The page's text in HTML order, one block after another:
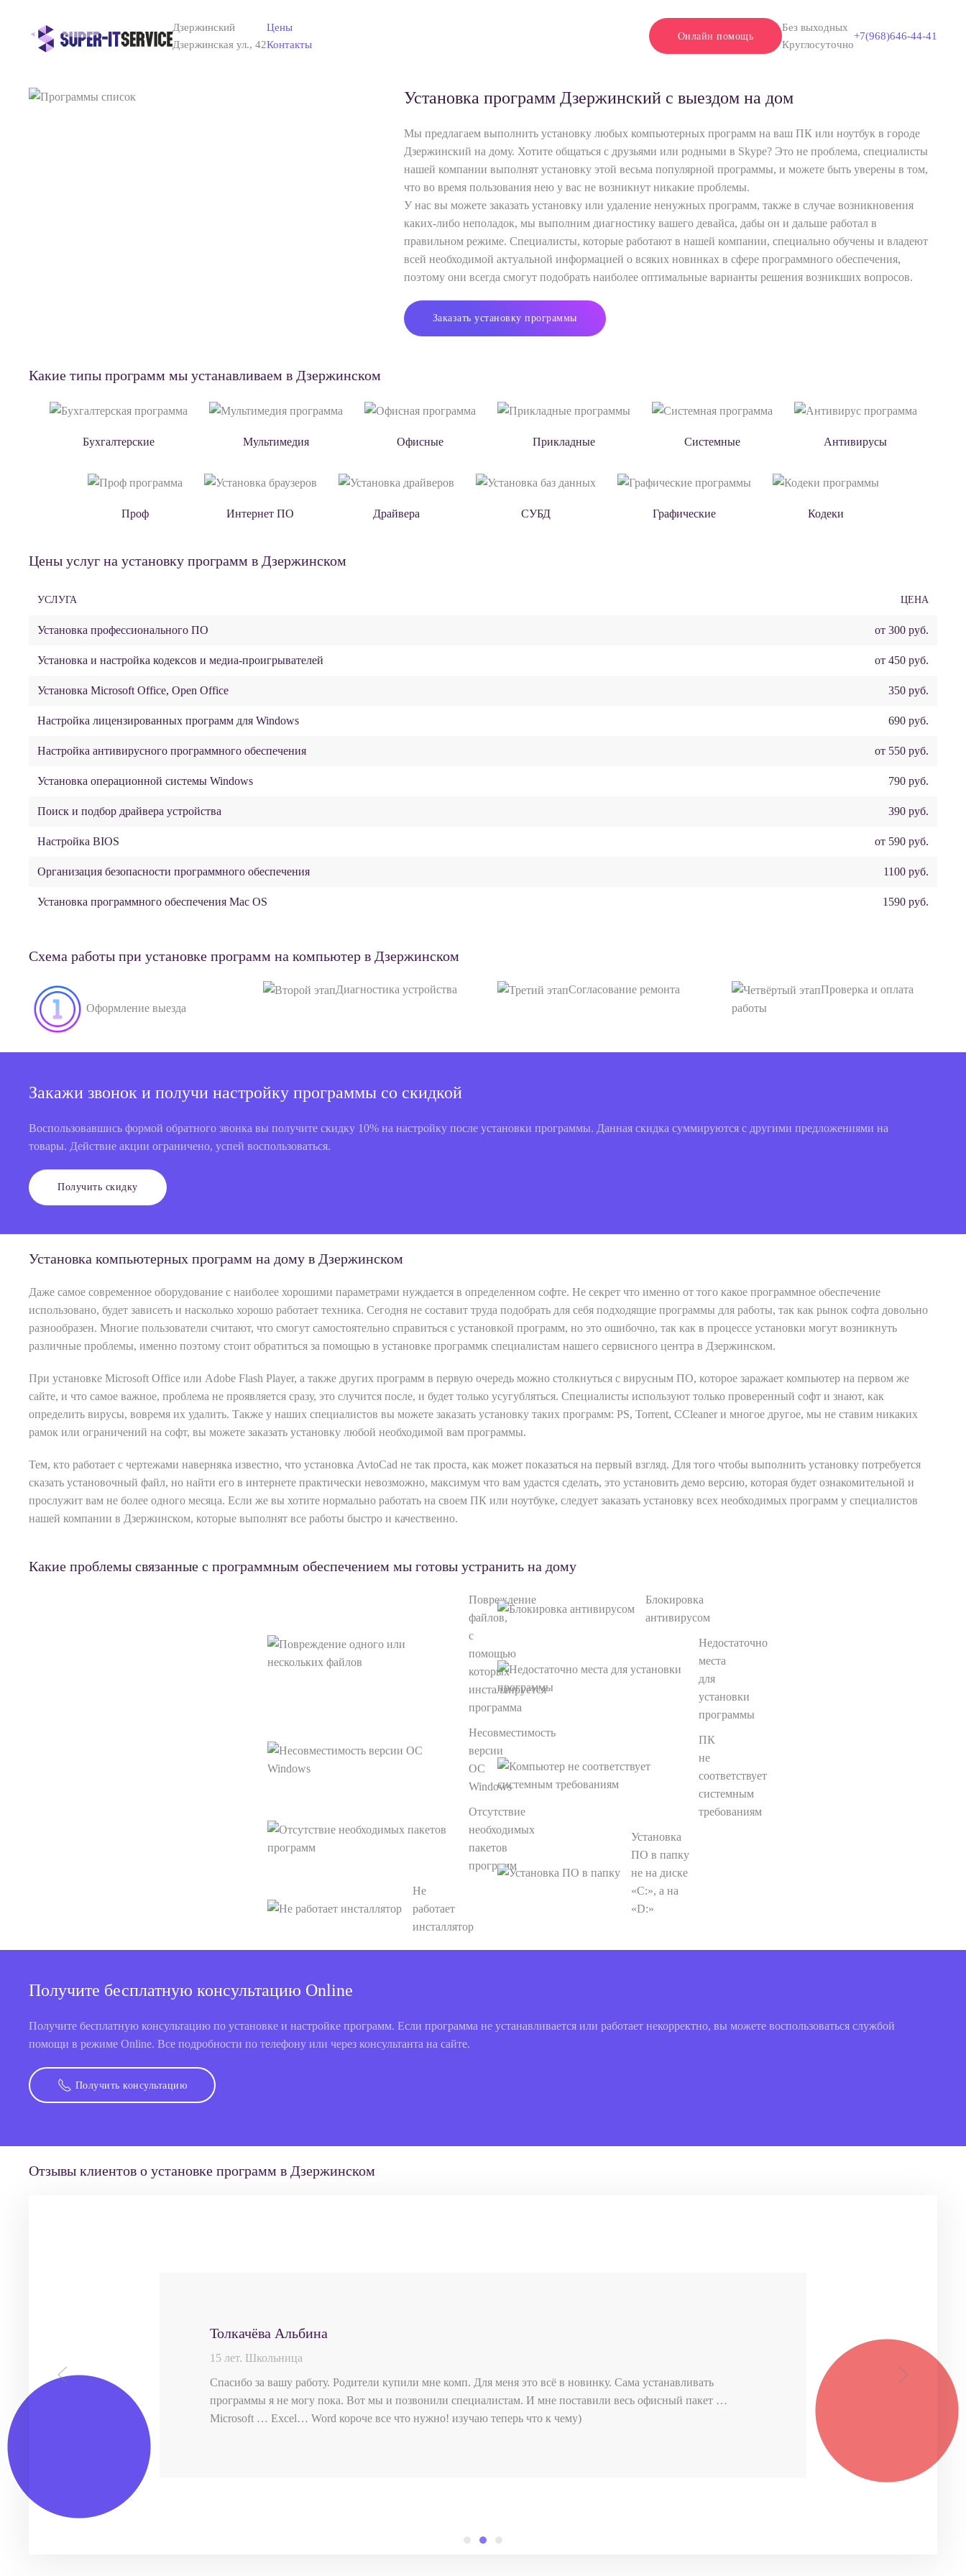
Skip to main content
Дзержинский
Дзержинская ул., 42
Цены
Контакты
Онлайн помощь
Без выходных
Круглосуточно
+7(968)646-44-41
Установка программ Дзержинский с выездом на дом
Мы предлагаем выполнить установку любых компьютерных программ на ваш ПК или ноутбук в городе
Дзержинский на дому. Хотите общаться с друзьями или родными в Skype? Это не проблема, специалисты
нашей компании выполнят установку этой весьма популярной программы, и можете быть уверены в том,
что во время пользования нею у вас не возникнут никакие проблемы.
У нас вы можете заказать установку или удаление ненужных программ, также в случае возникновения
каких-либо неполадок, мы выполним диагностику вашего девайса, дабы он и дальше работал в
правильном режиме. Специалисты, которые работают в нашей компании, специально обучены и владеют
всей необходимой актуальной информацией о всяких новинках в сфере программного обеспечения,
поэтому они всегда смогут подобрать наиболее оптимальные варианты решения возникших вопросов.
Заказать установку программы
Какие типы программ мы устанавливаем в Дзержинском
Бухгалтерские Мультимедия Офисные Прикладные Системные Антивирусы
Проф Интернет ПО Драйвера СУБД Графические Кодеки
Цены услуг на установку программ в Дзержинском
УСЛУГА ЦЕНА
Установка профессионального ПО от 300 руб.
Установка и настройка кодексов и медиа-проигрывателей от 450 руб.
Установка Microsoft Office, Open Office 350 руб.
Настройка лицензированных программ для Windows 690 руб.
Настройка антивирусного программного обеспечения от 550 руб.
Установка операционной системы Windows 790 руб.
Поиск и подбор драйвера устройства 390 руб.
Настройка BIOS от 590 руб.
Организация безопасности программного обеспечения 1100 руб.
Установка программного обеспечения Mac OS 1590 руб.
Схема работы при установке программ на компьютер в Дзержинском
Оформление выезда
Диагностика устройства Согласование ремонта
Проверка и оплата
работы
Закажи звонок и получи настройку программы со скидкой
Воспользовавшись формой обратного звонка вы получите скидку 10% на настройку после установки программы. Данная скидка суммируются с другими предложениями на
товары. Действие акции ограничено, успей воспользоваться.
Получить скидку
Установка компьютерных программ на дому в Дзержинском
Даже самое современное оборудование с наиболее хорошими параметрами нуждается в определенном софте. Не секрет что именно от того какое программное обеспечение
использовано, будет зависеть и насколько хорошо работает техника. Сегодня не составит труда подобрать для себя подходящие программы для работы, так как рынок софта довольно
разнообразен. Многие пользователи считают, что смогут самостоятельно справиться с установкой программ, но это ошибочно, так как в процессе установки могут возникнуть
различные проблемы, именно поэтому стоит обратиться за помощью в установке программк специалистам нашего сервисного центра в Дзержинском.
При установке Microsoft Office или Adobe Flash Player, а также других программ в первую очередь можно столкнуться с вирусным ПО, которое заражает компьютер на первом же
сайте, и что самое важное, проблема не проявляется сразу, это случится после, и будет только усугубляться. Специалисты используют только проверенный софт и знают, как
определить вирусы, вовремя их удалить. Также у наших специалистов вы можете заказать установку таких программ: PS, Torrent, CCleaner и многое другое, мы не ставим никаких
рамок или ограничений на софт, вы можете заказать установку любой необходимой вам программы.
Тем, кто работает с чертежами наверняка известно, что установка AvtoCad не так проста, как может показаться на первый взгляд. Для того чтобы выполнить установку потребуется
сказать установочный файл, но найти его в интернете практически невозможно, максимум что вам удастся сделать, это установить демо версию, которая будет ознакомительной и
прослужит вам не более одного месяца. Если же вы хотите нормально работать на своем ПК или ноутбуке, следует заказать установку всех необходимых программ у специалистов
нашей компании в Дзержинском, которые выполнят все работы быстро и качественно.
Какие проблемы связанные с программным обеспечением мы готовы устранить на дому
Повреждение
файлов,
с
помощью
которых
инсталлируется
программа
Несовместимость
версии
ОС
Windows
Отсутствие
необходимых
пакетов
программ
Не
работает
инсталлятор
Блокировка
антивирусом
Недостаточно
места
для
установки
программы
ПК
не
соответствует
системным
требованиям
Установка
ПО в папку
не на диске
«С:», а на
«D:»
Получите бесплатную консультацию Online
Получите бесплатную консультацию по установке и настройке программ. Если программа не устанавливается или работает некорректно, вы можете воспользоваться службой
помощи в режиме Online. Все подробности по телефону или через консультанта на сайте.
Получить консультацию
Отзывы клиентов о установке программ в Дзержинском
Толкачёва Альбина
15 лет. Школьница
Спасибо за вашу работу. Родители купили мне комп. Для меня это всё в новинку. Сама устанавливать
программы я не могу пока. Вот мы и позвонили специалистам. И мне поставили весь офисный пакет …
Microsoft … Excel… Word короче все что нужно! изучаю теперь что к чему)
Ёжикова Ника
Толкачёва Альбина